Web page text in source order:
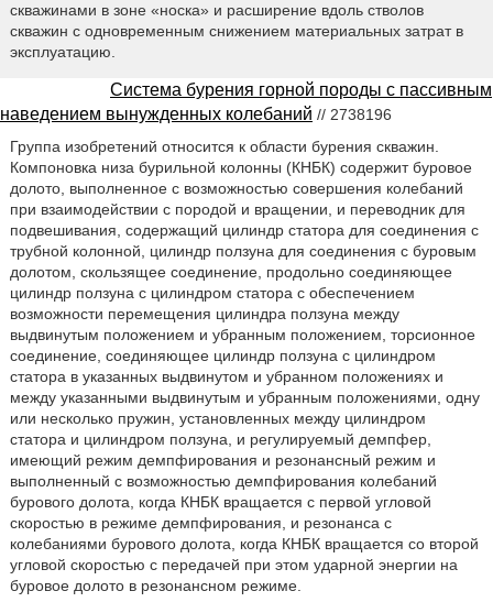
скважинами в зоне «носка» и расширение вдоль стволов
скважин с одновременным снижением материальных затрат в
эксплуатацию.
Система бурения горной породы с пассивным
наведением вынужденных колебаний // 2738196
Группа изобретений относится к области бурения скважин.
Компоновка низа бурильной колонны (КНБК) содержит буровое
долото, выполненное с возможностью совершения колебаний
при взаимодействии с породой и вращении, и переводник для
подвешивания, содержащий цилиндр статора для соединения с
трубной колонной, цилиндр ползуна для соединения с буровым
долотом, скользящее соединение, продольно соединяющее
цилиндр ползуна с цилиндром статора с обеспечением
возможности перемещения цилиндра ползуна между
выдвинутым положением и убранным положением, торсионное
соединение, соединяющее цилиндр ползуна с цилиндром
статора в указанных выдвинутом и убранном положениях и
между указанными выдвинутым и убранным положениями, одну
или несколько пружин, установленных между цилиндром
статора и цилиндром ползуна, и регулируемый демпфер,
имеющий режим демпфирования и резонансный режим и
выполненный с возможностью демпфирования колебаний
бурового долота, когда КНБК вращается с первой угловой
скоростью в режиме демпфирования, и резонанса с
колебаниями бурового долота, когда КНБК вращается со второй
угловой скоростью с передачей при этом ударной энергии на
буровое долото в резонансном режиме.